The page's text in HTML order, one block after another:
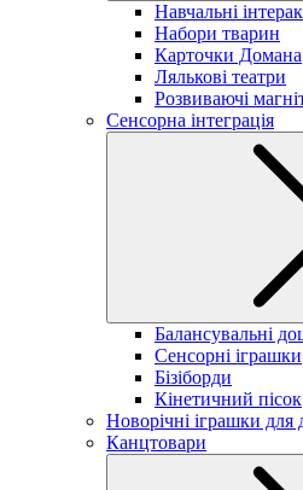
Навчальні
Набори тварин
Карточки Домана
Лялькові театри
Розвиваючі
Сенсорна інтеграція
Балансувальні
Сенсорні іграшки
Бізіборди
Кінетичний пісок
Новорічні іграшки для
Канцтовари